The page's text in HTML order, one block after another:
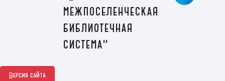
Версия сайта
межпоселенческая
библиотечная
система"